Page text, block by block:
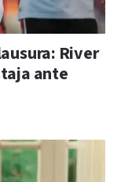
River
ante